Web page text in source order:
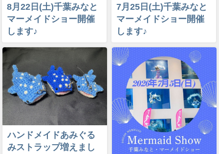
8月22日(土)千葉みなと
マーメイドショー開催
します♪
7月25日(土)千葉みなと
マーメイドショー開催
します♪
ハンドメイドあみぐる
みストラップ増えまし